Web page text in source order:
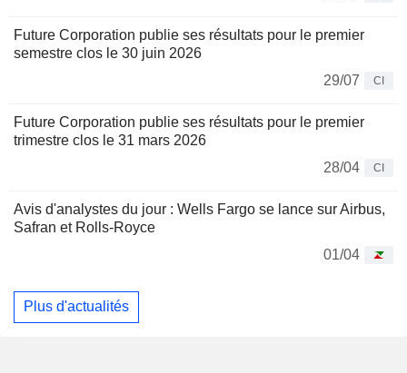
Future Corporation publie ses résultats pour le premier
semestre clos le 30 juin 2026
29/07
CI
Future Corporation publie ses résultats pour le premier
trimestre clos le 31 mars 2026
28/04
CI
Avis d'analystes du jour : Wells Fargo se lance sur Airbus,
Safran et Rolls-Royce
01/04
Plus d'actualités